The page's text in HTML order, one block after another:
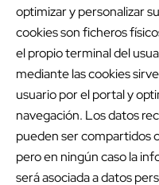
optimizar y personalizar
cookies son ficheros
el propio terminal del
mediante las cookies
usuario por el portal y
navegación. Los datos
pueden ser compartidos
pero en ningún caso la
será asociada a datos